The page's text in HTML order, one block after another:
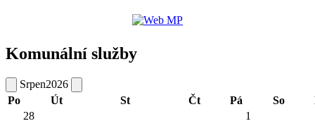
Komunální služby
Srpen2026
Po
Út St Čt Pá So
28
1